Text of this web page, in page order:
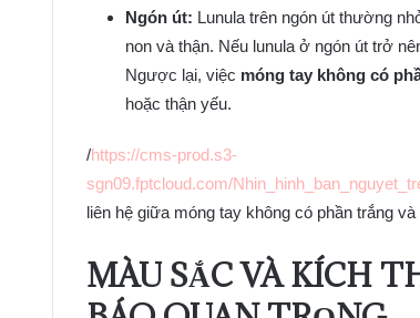
Ngón út: Lunula trên ngón út thường
non và thận. Nếu lunula ở ngón út trở
Ngược lại, việc móng tay không có
hoặc thận yếu.
/https://cms-prod.s3-
sgn09.fptcloud.com/
liên hệ giữa móng tay không có phần trắng và
MÀU SẮC VÀ KÍCH